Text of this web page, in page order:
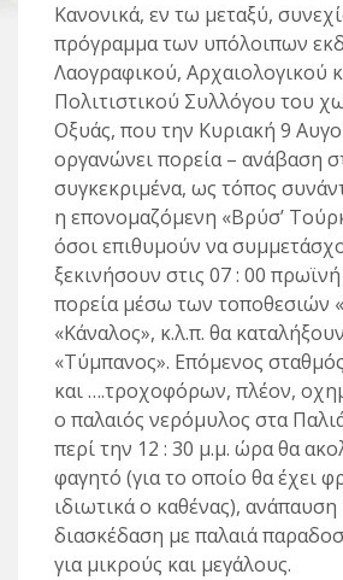
Κανονικά, εν τω μεταξύ,
πρόγραμμα των υπόλοιπων
Λαογραφικού, Αρχαιολογικού
Πολιτιστικού Συλλόγου του
Οξυάς, που την Κυριακή 9
οργανώνει πορεία – ανάβαση
συγκεκριμένα, ως τόπος
η επονομαζόμενη «Βρύσ’
όσοι επιθυμούν να
ξεκινήσουν στις 07 : 00
πορεία μέσω των τοποθεσιών
«Κάναλος», κ.λ.π. θα
«Τύμπανος». Επόμενος
και ….τροχοφόρων, πλέον,
ο παλαιός νερόμυλος στα
περί την 12 : 30 μ.μ. ώρα θα
φαγητό (για το οποίο θα έχει
ιδιωτικά ο καθένας), ανάπαυση
διασκέδαση με παλαιά
για μικρούς και μεγάλους.